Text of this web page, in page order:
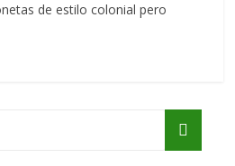
de estilo colonial pero